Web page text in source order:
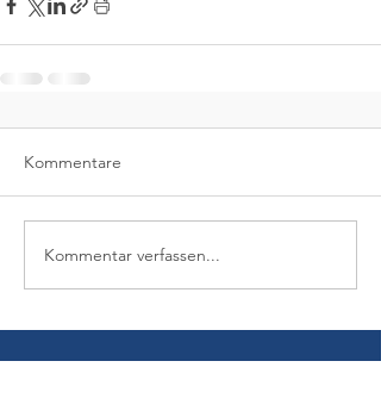
Kommentare
Kommentar verfassen...